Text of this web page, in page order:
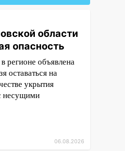
области
опасность
регионе объявлена
оставаться на
укрытия
несущими
06.08.2026